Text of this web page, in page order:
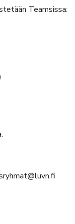
Teamsissa: